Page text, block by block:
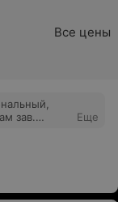
Все цены
зав.
о
Еще